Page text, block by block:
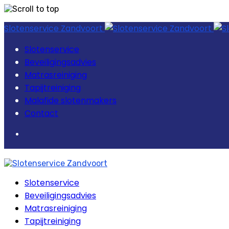
Skip
content
Slotenservice Zandvoort
Slotenservice
Beveiligingsadvies
Matrasreiniging
Tapijtreiniging
Malafide slotenmakers
Contact
Slotenservice
Beveiligingsadvies
Matrasreiniging
Tapijtreiniging